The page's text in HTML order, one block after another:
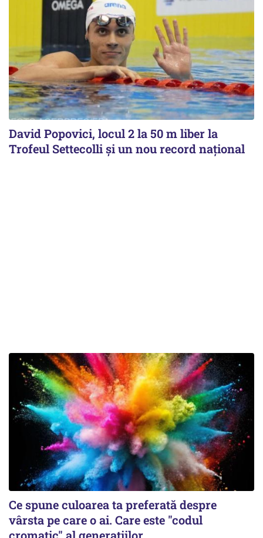
David Popovici, locul 2 la 50 m liber la
Trofeul Settecolli și un nou record național
Ce spune culoarea ta preferată despre
vârsta pe care o ai. Care este "codul